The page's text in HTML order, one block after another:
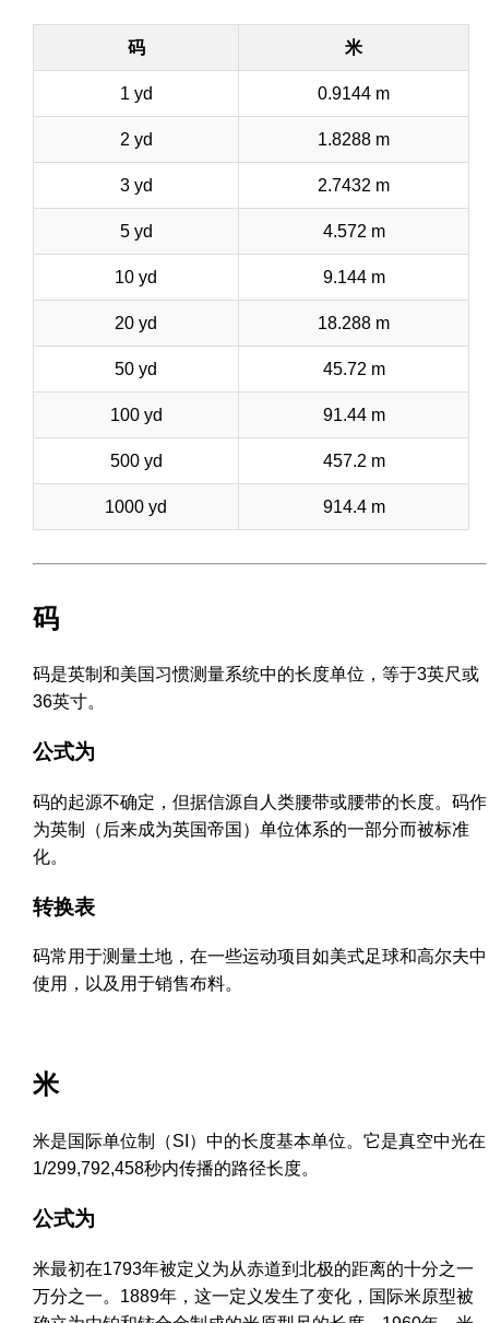
码 米
1 yd 0.9144 m
2 yd 1.8288 m
3 yd 2.7432 m
5 yd 4.572 m
10 yd 9.144 m
20 yd 18.288 m
50 yd 45.72 m
100 yd 91.44 m
500 yd 457.2 m
1000 yd 914.4 m
码
码是英制和美国习惯测量系统中的长度单位，等于3英尺或
36英寸。
公式为
码的起源不确定，但据信源自人类腰带或腰带的长度。码作
为英制（后来成为英国帝国）单位体系的一部分而被标准
化。
转换表
码常用于测量土地，在一些运动项目如美式足球和高尔夫中
使用，以及用于销售布料。
米
米是国际单位制（SI）中的长度基本单位。它是真空中光在
1/299,792,458秒内传播的路径长度。
公式为
米最初在1793年被定义为从赤道到北极的距离的十分之一
万分之一。1889年，这一定义发生了变化，国际米原型被